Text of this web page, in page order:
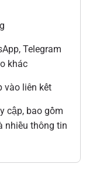
Telegram
khác
vào liên kết
cập, bao gồm
nhiều thông tin